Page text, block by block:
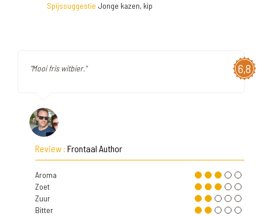
Spijssuggestie Jonge kazen, kip
6,8
"Mooi fris witbier."
Review : Frontaal Author
Aroma
Zoet
Zuur
Bitter